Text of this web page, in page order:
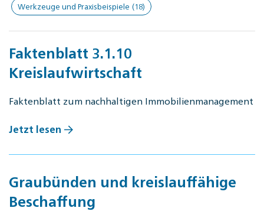
Werkzeuge und Praxisbeispiele (18)
Faktenblatt 3.1.10
Kreislaufwirtschaft
Faktenblatt zum nachhaltigen Immobilienmanagement
Jetzt lesen
Graubünden und kreislauffähige
Beschaffung